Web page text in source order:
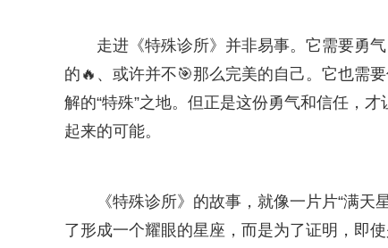
走进《特殊诊所》并非易事。它需要勇
的🔥、或许并不🎯那么完美的自己。它也需
解的“特殊”之地。但正是这份勇气和信任，
起来的可能。
《特殊诊所》的故事，就像一片片“满
了形成一个耀眼的星座，而是为了证明，即